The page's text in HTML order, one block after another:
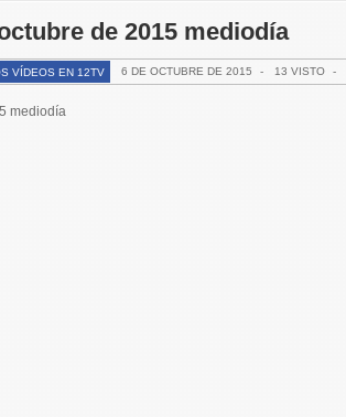
de 2015 mediodía
VÍDEOS EN 12TV 6 DE OCTUBRE DE 2015 - 13 VISTO -
mediodía